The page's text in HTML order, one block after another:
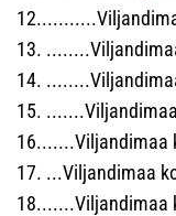
13.
14.
15.
16.......Viljandimaa
17. ...Viljandimaa
18.......Viljandimaa